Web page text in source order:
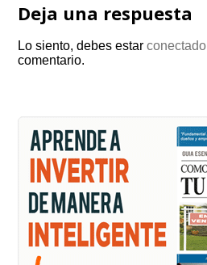
Deja una respuesta
Lo siento, debes estarconectado
comentario.